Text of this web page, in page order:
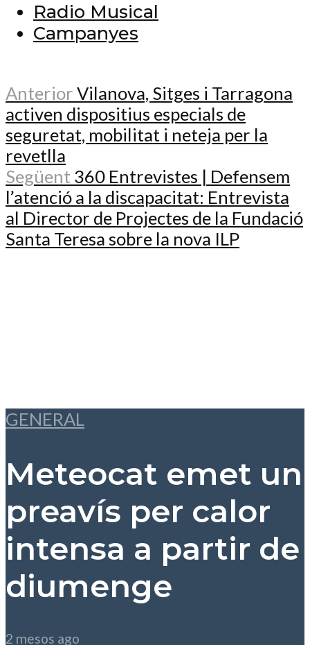
Radio Musical
Campanyes
Anterior Vilanova, Sitges i Tarragona
activen dispositius especials de
seguretat, mobilitat i neteja per la
revetlla
Següent 360 Entrevistes | Defensem
l’atenció a la discapacitat: Entrevista
al Director de Projectes de la Fundació
Santa Teresa sobre la nova ILP
GENERAL
Meteocat emet un
preavís per calor
intensa a partir de
diumenge
2 mesos ago